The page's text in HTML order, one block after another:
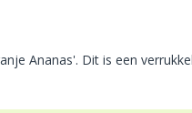
Ananas'. Dit is een